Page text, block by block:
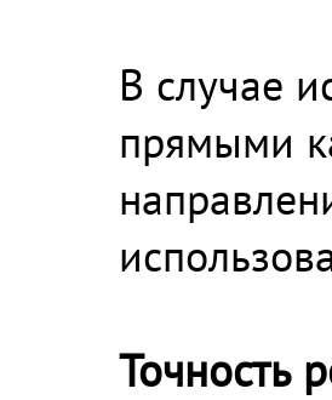
В случае
прямыми
Точность